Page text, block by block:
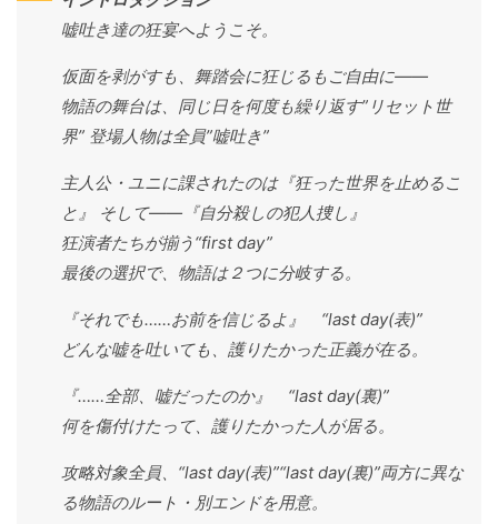
嘘吐き達の狂宴へようこそ。
仮面を剥がすも、舞踏会に狂じるもご自由に——
物語の舞台は、同じ日を何度も繰り返す”リセット世
界” 登場人物は全員”嘘吐き”
主人公・ユニに課されたのは『狂った世界を止めるこ
と』 そして——『自分殺しの犯人捜し』
狂演者たちが揃う“first day”
最後の選択で、物語は２つに分岐する。
『それでも……お前を信じるよ』 “last day(表)”
どんな嘘を吐いても、護りたかった正義が在る。
『……全部、嘘だったのか』 “last day(裏)”
何を傷付けたって、護りたかった人が居る。
攻略対象全員、“last day(表)”“last day(裏)”両方に異な
る物語のルート・別エンドを用意。